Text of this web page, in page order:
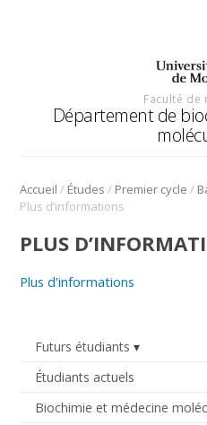
Faculté de
Département de
Accueil / Études / Premier cycle /
Plus d’informations
Futurs étudiants
Étudiants actuels
Biochimie et médecine
PLUS
Plus d'informations